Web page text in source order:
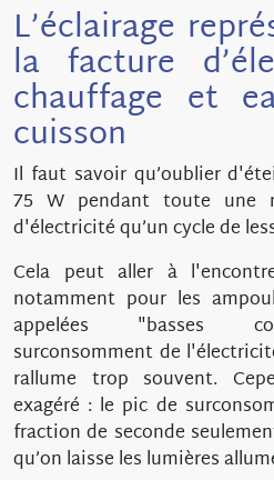
L’éclairage
la facture
chauffage et
cuisson
Il faut savoir qu’oublier
75 W pendant toute une
d'électricité qu’un cycle de
Cela peut aller à
notamment pour les
appelées "basses
surconsomment de
rallume trop souvent.
exagéré : le pic de
fraction de seconde
qu’on laisse les lumières